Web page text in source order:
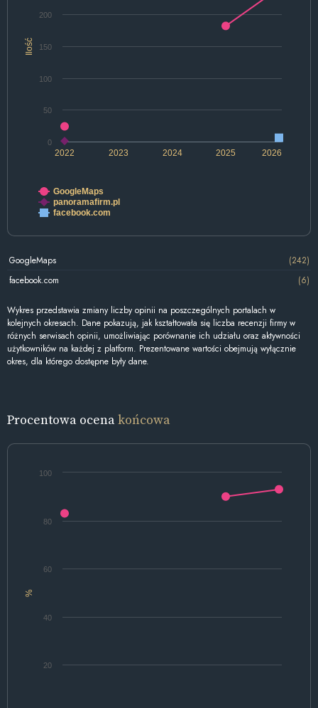
Ilość
2022 2024 2026
2023 2025
0
50
100
150
200
GoogleMaps
panoramafirm.pl
facebook.com
GoogleMaps
(242)
facebook.com
(6)
Wykres przedstawia zmiany liczby opinii na poszczególnych portalach w
kolejnych okresach. Dane pokazują, jak kształtowała się liczba recenzji firmy w
różnych serwisach opinii, umożliwiając porównanie ich udziału oraz aktywności
użytkowników na każdej z platform. Prezentowane wartości obejmują wyłącznie
okres, dla którego dostępne były dane.
Procentowa ocenakońcowa
%
20
40
60
80
100